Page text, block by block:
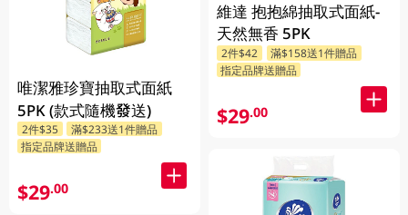
唯潔雅珍寶抽取式面紙
5PK (款式隨機發送)
2件$35
滿$233送1件贈品
指定品牌送贈品
$29.00
維達 抱抱綿抽取式面紙-
天然無香 5PK
2件$42
滿$158送1件贈品
指定品牌送贈品
$29.00